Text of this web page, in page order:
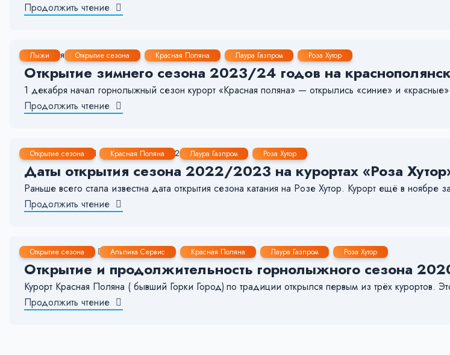
Продолжить чтение
Лыжи Открытие сезона Красная Поляна Лаура Газпром Роза Хутор
28 Ноя, 2023 4-5 мин. 2428 1
Открытие зимнего сезона 2023/24 годов на
1 декабря начал горнолыжный сезон курорт «Красная поляна» — открылись «синие» и
Продолжить чтение
Открытие сезона Красная Поляна Лаура Газпром Роза Хутор
2 Янв, 2023 5-6 мин. 13262 2
Даты открытия сезона 2022/2023 на курортах «Роза
Раньше всего стала известна дата открытия сезона катания на Розе Хутор. Курорт ещё в
Продолжить чтение
Открытие сезона Альпика Сервис Красная Поляна Лаура Газпром Роза Хутор
27 Июл, 2021 < 1 мин. 126 4
Открытие и продолжительность горнолыжного сезона
Курорт Красная Поляна ( бывший Горки Город) по традиции открылся первым из трёх курортов.
Продолжить чтение